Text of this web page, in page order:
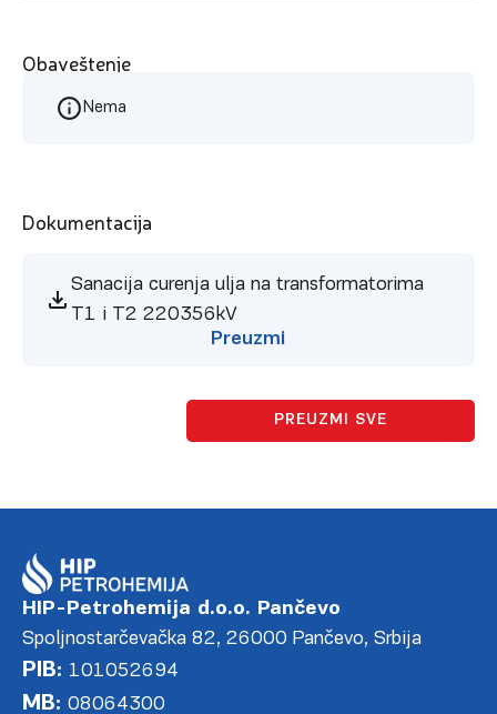
Obaveštenje
Nema
Dokumentacija
Sanacija curenja ulja na transformatorima
T1 i T2 220356kV
Preuzmi
PREUZMI SVE
HIP-Petrohemija d.o.o. Pančevo
Spoljnostarčevačka 82, 26000 Pančevo, Srbija
PIB: 101052694
MB: 08064300